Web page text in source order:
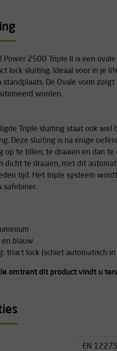
Power 2500 Triple II is een
lock sluiting. Ideaal voor in je
standplaats. De Ovale vorm
worden.
Triple sluiting staat ook wel
Deze sluiting is na enige
op te tillen, te draaien en dan te
dicht te draaien, met dit
tijd. Het triple systeem
safebiner.
en blauw
triact lock (schiet automatisch
omtrent dit product vindt u
EN